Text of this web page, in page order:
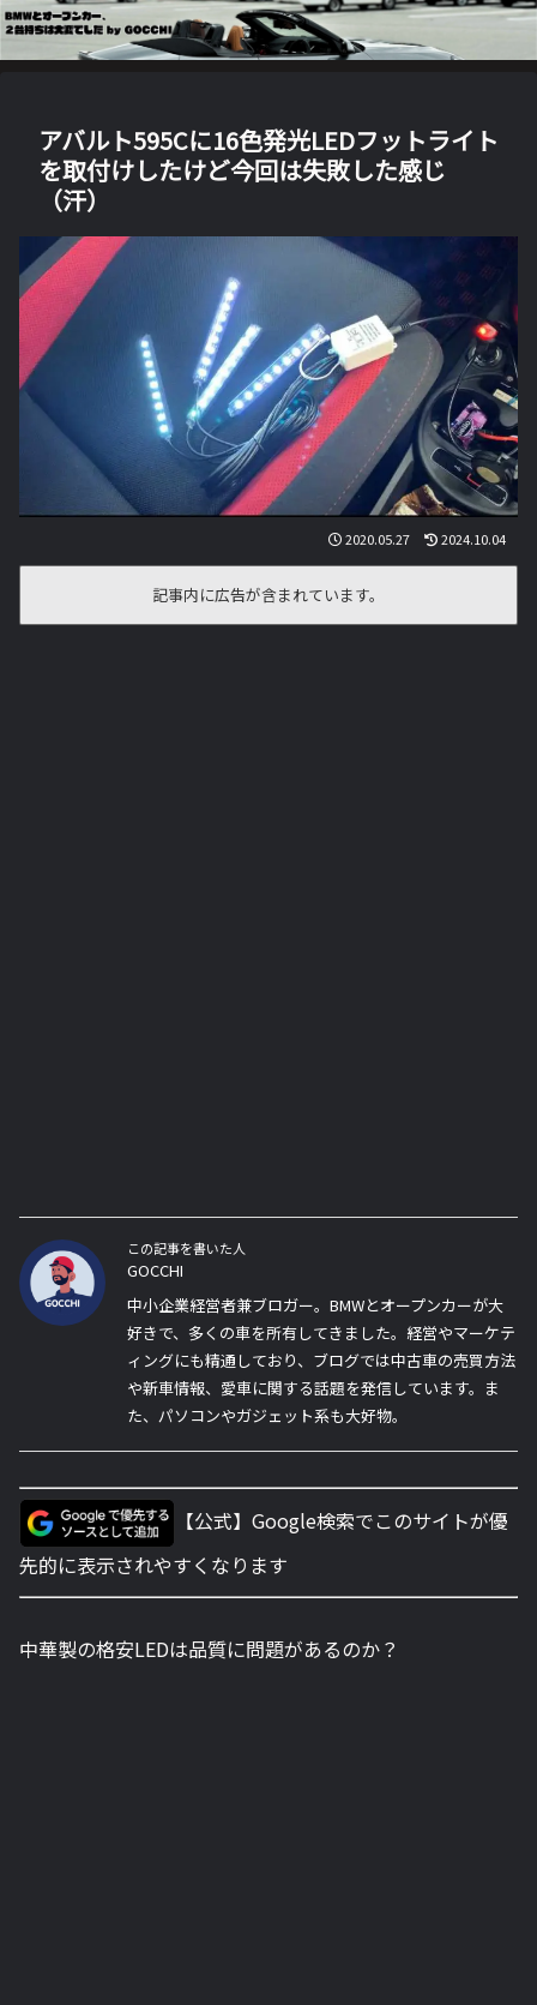
アバルト595Cに16色発光LEDフットライト
を取付けしたけど今回は失敗した感じ
（汗）
2020.05.27 2024.10.04
記事内に広告が含まれています。
この記事を書いた人
GOCCHI
中小企業経営者兼ブロガー。BMWとオープンカーが大
好きで、多くの車を所有してきました。経営やマーケテ
ィングにも精通しており、ブログでは中古車の売買方法
や新車情報、愛車に関する話題を発信しています。ま
た、パソコンやガジェット系も大好物。
【公式】Google検索でこのサイトが優
先的に表示されやすくなります
中華製の格安LEDは品質に問題があるのか？